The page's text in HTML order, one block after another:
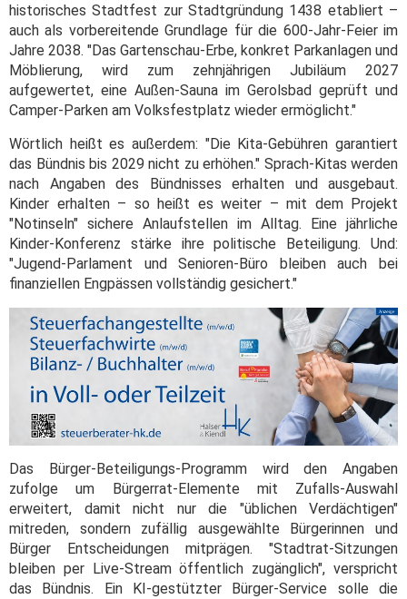
historisches Stadtfest zur Stadtgründung 1438 etabliert –
auch als vorbereitende Grundlage für die 600-Jahr-Feier im
Jahre 2038. "Das Gartenschau-Erbe, konkret Parkanlagen und
Möblierung, wird zum zehnjährigen Jubiläum 2027
aufgewertet, eine Außen-Sauna im Gerolsbad geprüft und
Camper-Parken am Volksfestplatz wieder ermöglicht."
Wörtlich heißt es außerdem: "Die Kita-Gebühren garantiert
das Bündnis bis 2029 nicht zu erhöhen." Sprach-Kitas werden
nach Angaben des Bündnisses erhalten und ausgebaut.
Kinder erhalten – so heißt es weiter – mit dem Projekt
"Notinseln" sichere Anlaufstellen im Alltag. Eine jährliche
Kinder-Konferenz stärke ihre politische Beteiligung. Und:
"Jugend-Parlament und Senioren-Büro bleiben auch bei
finanziellen Engpässen vollständig gesichert."
Das Bürger-Beteiligungs-Programm wird den Angaben
zufolge um Bürgerrat-Elemente mit Zufalls-Auswahl
erweitert, damit nicht nur die "üblichen Verdächtigen"
mitreden, sondern zufällig ausgewählte Bürgerinnen und
Bürger Entscheidungen mitprägen. "Stadtrat-Sitzungen
bleiben per Live-Stream öffentlich zugänglich", verspricht
das Bündnis. Ein KI-gestützter Bürger-Service solle die